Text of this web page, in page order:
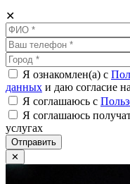
✕
Я ознакомлен(а) с
данных и даю согласие
Я соглашаюсь c
Я соглашаюсь
услугах
Отправить
✕